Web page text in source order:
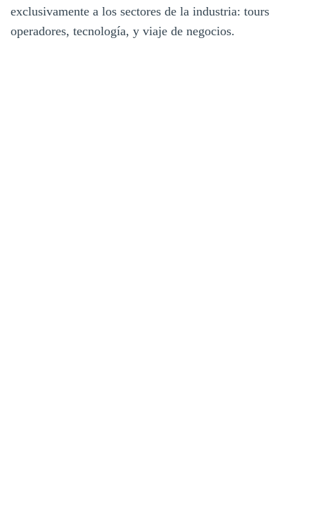
exclusivamente a los sectores de la industria: tours
operadores, tecnología, y viaje de negocios.